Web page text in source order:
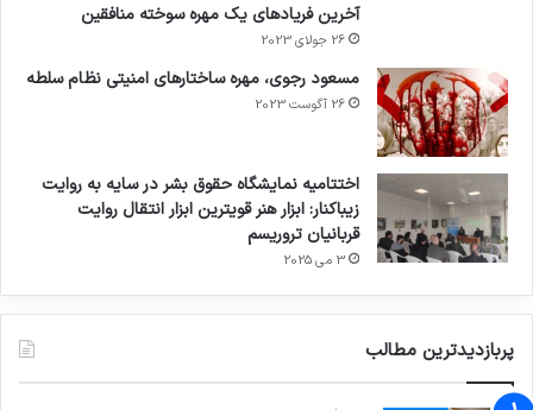
آخرین فریادهای یک مهره سوخته منافقین
26 جولای 2023
مسعود رجوی، مهره ساختارهای امنیتی نظام سلطه
26 آگوست 2023
اختتامیه نمایشگاه حقوق بشر در سایه به روایت
زیباکنار: ابزار هنر قویترین ابزار انتقال روایت
قربانیان تروریسم
3 می 2025
پربازدیدترین مطالب